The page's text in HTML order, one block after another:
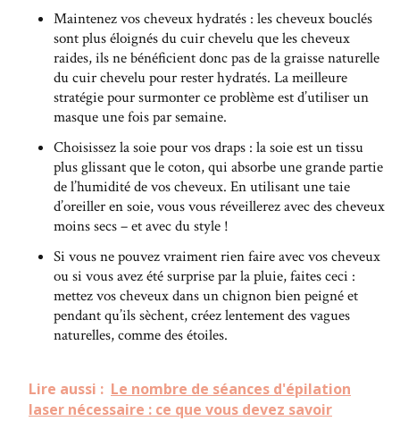
Maintenez vos cheveux hydratés : les cheveux bouclés
sont plus éloignés du cuir chevelu que les cheveux
raides, ils ne bénéficient donc pas de la graisse naturelle
du cuir chevelu pour rester hydratés. La meilleure
stratégie pour surmonter ce problème est d’utiliser un
masque une fois par semaine.
Choisissez la soie pour vos draps : la soie est un tissu
plus glissant que le coton, qui absorbe une grande partie
de l’humidité de vos cheveux. En utilisant une taie
d’oreiller en soie, vous vous réveillerez avec des cheveux
moins secs – et avec du style !
Si vous ne pouvez vraiment rien faire avec vos cheveux
ou si vous avez été surprise par la pluie, faites ceci :
mettez vos cheveux dans un chignon bien peigné et
pendant qu’ils sèchent, créez lentement des vagues
naturelles, comme des étoiles.
Lire aussi : Le nombre de séances d'épilation
laser nécessaire : ce que vous devez savoir